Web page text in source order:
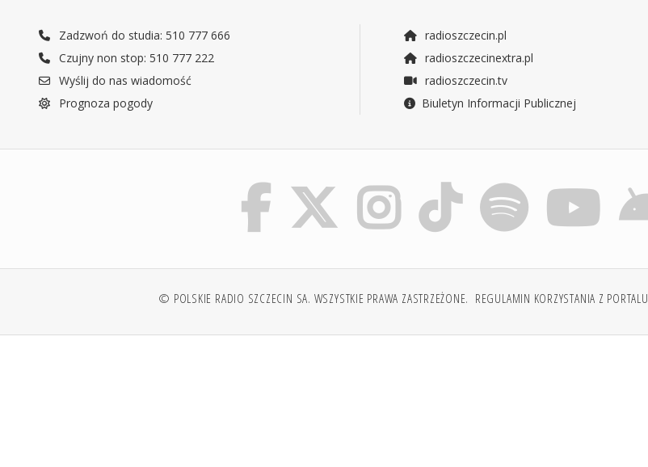
Zadzwoń do studia: 510 777 666
Czujny non stop: 510 777 222
Wyślij do nas wiadomość
Prognoza pogody
radioszczecin.pl
radioszczecinextra.pl
radioszczecin.tv
Biuletyn Informacji Publicznej
© POLSKIE RADIO SZCZECIN SA. WSZYSTKIE PRAWA ZASTRZEŻONE. REGULAMIN KORZYSTANIA Z PORTALU